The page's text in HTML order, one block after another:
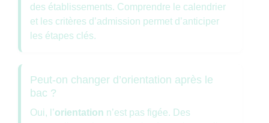
des établissements. Comprendre le calendrier
et les critères d’admission permet d’anticiper
les étapes clés.
Peut-on changer d’orientation après le
bac ?
Oui, l’orientation n’est pas figée. Des